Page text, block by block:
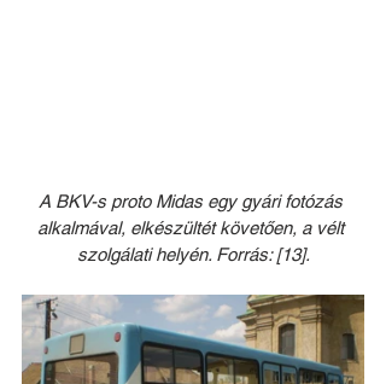
A BKV-s proto Midas egy gyári fotózás
alkalmával, elkészültét követően, a vélt
szolgálati helyén. Forrás: [13].